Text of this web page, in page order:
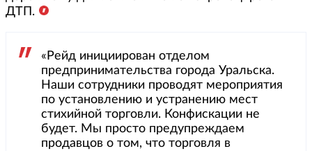
ДТП.
«Рейд инициирован отделом
предпринимательства города Уральска.
Наши сотрудники проводят мероприятия
по установлению и устранению мест
стихийной торговли. Конфискации не
будет. Мы просто предупреждаем
продавцов о том, что торговля в